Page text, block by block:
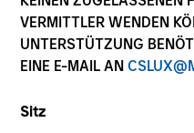
VERMITTLER WENDEN
UNTERSTÜTZUNG
EINE E-MAIL AN
Sitz
Healthcare Diagnostics